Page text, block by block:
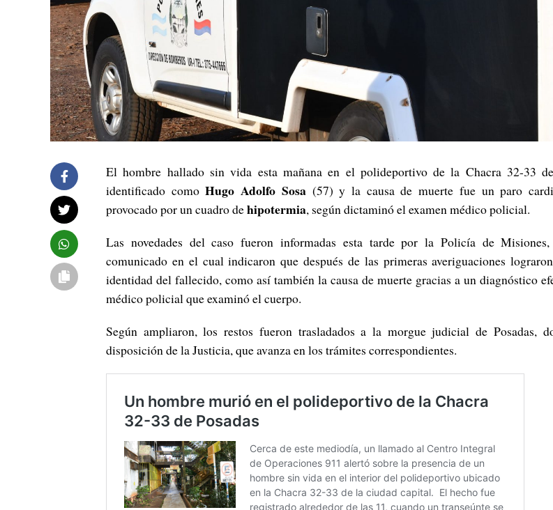
El hombre hallado sin vida esta mañana en el polideportivo de la Chacra 32-33
identificado comoHugo Adolfo Sosa(57) y la causa de muerte fue un paro
provocado por un cuadro dehipotermia, según dictaminó el examen médico policial.
Las novedades del caso fueron informadas esta tarde por la Policía de
comunicado en el cual indicaron que después de las primeras averiguaciones
identidad del fallecido, como así también la causa de muerte gracias a un diagnóstico
médico policial que examinó el cuerpo.
Según ampliaron, los restos fueron trasladados a la morgue judicial de Posadas,
disposición de la Justicia, que avanza en los trámites correspondientes.